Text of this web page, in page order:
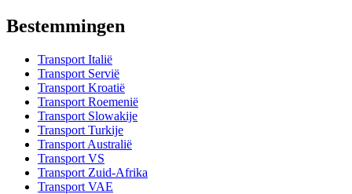
Bestemmingen
Transport Italië
Transport Servië
Transport Kroatië
Transport Roemenië
Transport Slowakije
Transport Turkije
Transport Australië
Transport VS
Transport Zuid-Afrika
Transport VAE